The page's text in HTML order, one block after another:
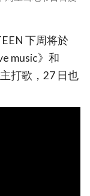
下周将於
music》和
打歌，27 日也